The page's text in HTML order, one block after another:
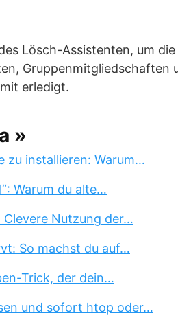
Lösch-Assistenten, um
Gruppenmitgliedschaften
erledigt.
»
zu installieren: Warum…
Warum du alte…
Clevere Nutzung der…
So machst du auf…
Trick, der dein…
und sofort htop oder…